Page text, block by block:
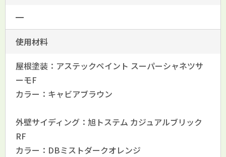
━
使用材料
屋根塗装：アステックペイント スーパーシャネツサ
ーモF
カラー：キャビアブラウン
外壁サイディング：旭トステム カジュアルブリック
RF
カラー：DBミストダークオレンジ